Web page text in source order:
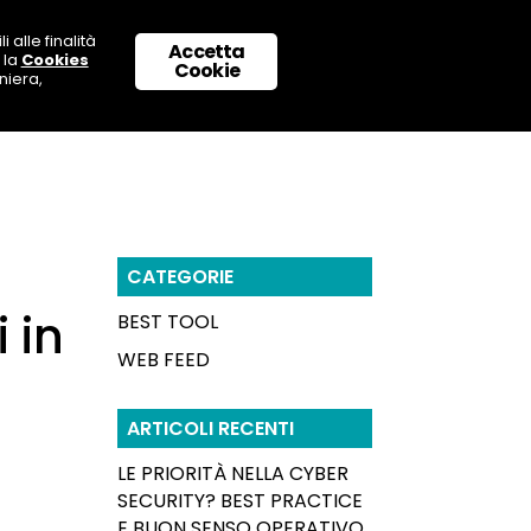
NOI SUPPORTO & CONTATTI
in
CATEGORIE
BEST TOOL
WEB FEED
ARTICOLI RECENTI
LE PRIORITÀ NELLA CYBER
SECURITY? BEST PRACTICE
Accetta
Cookie
alle finalità
Cookies